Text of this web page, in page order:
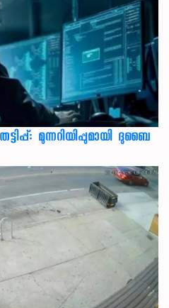
മുന്നറിയിപ്പുമായി ദുബൈ